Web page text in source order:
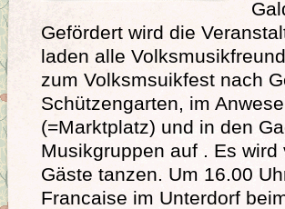
Gefördert wird die
laden alle
zum Volksmsuikfest nach
Schützengarten, im
(=Marktplatz) und in den
Musikgruppen auf . Es
Gäste tanzen. Um 16.00
Francaise im Unterdorf